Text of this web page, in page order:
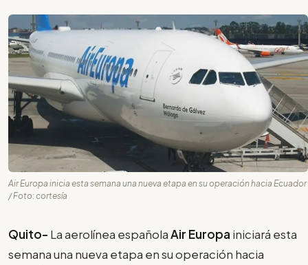
Air Europa inicia esta semana una nueva etapa en su operación hacia Ecuador
/ Foto: cortesía
Quito- La aerolínea españolaAir Europa iniciará esta
semana una nueva etapa en su operación hacia